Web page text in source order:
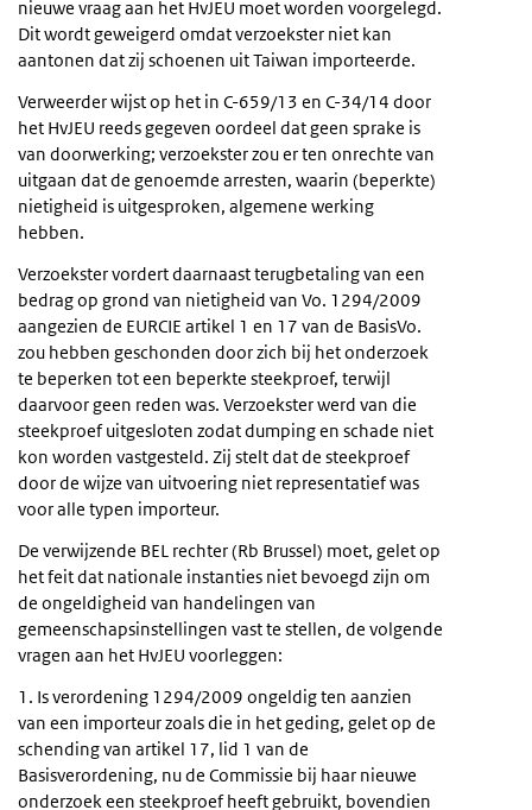
nieuwe vraag aan het HvJEU moet worden voorgelegd.
Dit wordt geweigerd omdat verzoekster niet kan
aantonen dat zij schoenen uit Taiwan importeerde.
Verweerder wijst op het in C-659/13 en C-34/14 door
het HvJEU reeds gegeven oordeel dat geen sprake is
van doorwerking; verzoekster zou er ten onrechte van
uitgaan dat de genoemde arresten, waarin (beperkte)
nietigheid is uitgesproken, algemene werking
hebben.
Verzoekster vordert daarnaast terugbetaling van een
bedrag op grond van nietigheid van Vo. 1294/2009
aangezien de EURCIE artikel 1 en 17 van de BasisVo.
zou hebben geschonden door zich bij het onderzoek
te beperken tot een beperkte steekproef, terwijl
daarvoor geen reden was. Verzoekster werd van die
steekproef uitgesloten zodat dumping en schade niet
kon worden vastgesteld. Zij stelt dat de steekproef
door de wijze van uitvoering niet representatief was
voor alle typen importeur.
De verwijzende BEL rechter (Rb Brussel) moet, gelet op
het feit dat nationale instanties niet bevoegd zijn om
de ongeldigheid van handelingen van
gemeenschapsinstellingen vast te stellen, de volgende
vragen aan het HvJEU voorleggen:
1. Is verordening 1294/2009 ongeldig ten aanzien
van een importeur zoals die in het geding, gelet op de
schending van artikel 17, lid 1 van de
Basisverordening, nu de Commissie bij haar nieuwe
onderzoek een steekproef heeft gebruikt, bovendien